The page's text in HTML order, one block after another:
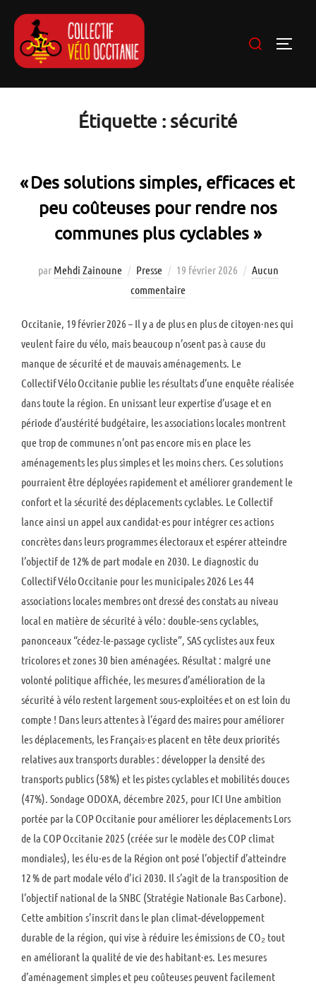
Étiquette : sécurité
« Des solutions simples, efficaces et
peu coûteuses pour rendre nos
communes plus cyclables »
par Mehdi Zainoune Presse 19 février 2026
Aucun
commentaire
Occitanie, 19 février 2026 – Il y a de plus en plus de citoyen·nes qui
veulent faire du vélo, mais beaucoup n’osent pas à cause du
manque de sécurité et de mauvais aménagements. Le
Collectif Vélo Occitanie publie les résultats d’une enquête réalisée
dans toute la région. En unissant leur expertise d’usage et en
période d’austérité budgétaire, les associations locales montrent
que trop de communes n’ont pas encore mis en place les
aménagements les plus simples et les moins chers. Ces solutions
pourraient être déployées rapidement et améliorer grandement le
confort et la sécurité des déplacements cyclables. Le Collectif
lance ainsi un appel aux candidat·es pour intégrer ces actions
concrètes dans leurs programmes électoraux et espérer atteindre
l’objectif de 12% de part modale en 2030. Le diagnostic du
Collectif Vélo Occitanie pour les municipales 2026 Les 44
associations locales membres ont dressé des constats au niveau
local en matière de sécurité à vélo : double‑sens cyclables,
panonceaux “cédez-le-passage cycliste”, SAS cyclistes aux feux
tricolores et zones 30 bien aménagées. Résultat : malgré une
volonté politique affichée, les mesures d’amélioration de la
sécurité à vélo restent largement sous‑exploitées et on est loin du
compte ! Dans leurs attentes à l’égard des maires pour améliorer
les déplacements, les Français·es placent en tête deux priorités
relatives aux transports durables : développer la densité des
transports publics (58%) et les pistes cyclables et mobilités douces
(47%). Sondage ODOXA, décembre 2025, pour ICI Une ambition
portée par la COP Occitanie pour améliorer les déplacements Lors
de la COP Occitanie 2025 (créée sur le modèle des COP climat
mondiales), les élu·es de la Région ont posé l’objectif d’atteindre
12 % de part modale vélo d’ici 2030. Il s’agit de la transposition de
l’objectif national de la SNBC (Stratégie Nationale Bas Carbone).
Cette ambition s’inscrit dans le plan climat‑développement
durable de la région, qui vise à réduire les émissions de CO₂ tout
en améliorant la qualité de vie des habitant·es. Les mesures
d’aménagement simples et peu coûteuses peuvent facilement